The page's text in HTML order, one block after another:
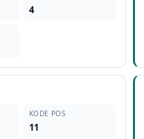
4
KODE POS
11